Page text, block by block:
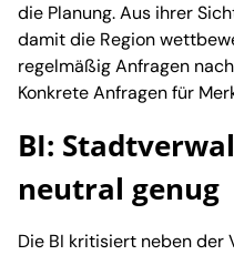
die Planung. Aus ihrer
damit die Region
regelmäßig Anfragen
Konkrete Anfragen für
BI:
neutral genug
Die BI kritisiert neben der